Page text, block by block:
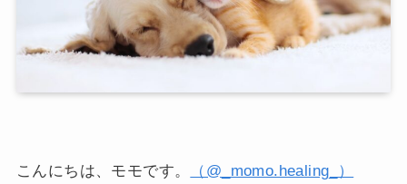
こんにちは、モモです。 （@_momo.healing_）